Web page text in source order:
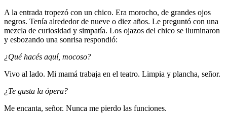
A la entrada tropezó con un chico. Era morocho, de grandes ojos
negros. Tenía alrededor de nueve o diez años. Le preguntó con una
mezcla de curiosidad y simpatía. Los ojazos del chico se iluminaron
y esbozando una sonrisa respondió:
¿Qué hacés aquí, mocoso?
Vivo al lado. Mi mamá trabaja en el teatro. Limpia y plancha, señor.
¿Te gusta la ópera?
Me encanta, señor. Nunca me pierdo las funciones.